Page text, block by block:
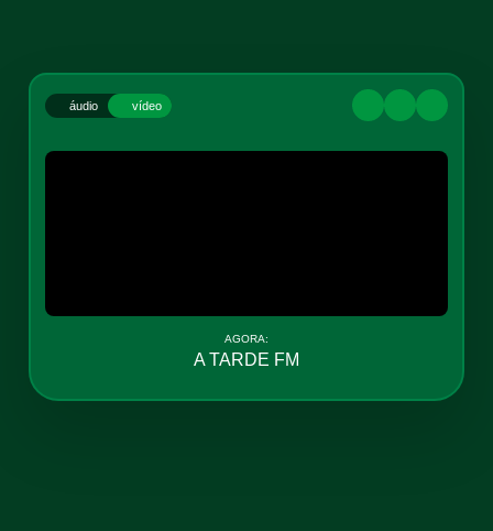
áudio vídeo
AGORA:
PAUL MCCARTNEY - NO MORE LONELY